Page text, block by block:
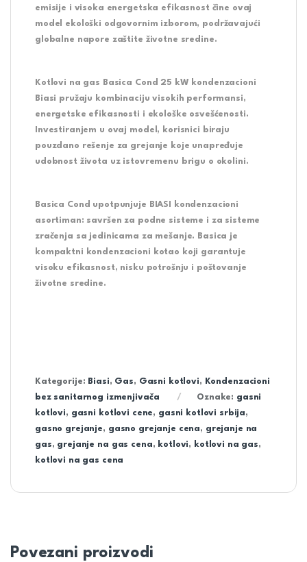
emisije i visoka energetska efikasnost čine ovaj
model ekološki odgovornim izborom, podržavajući
globalne napore zaštite životne sredine.
Kotlovi na gas Basica Cond 25 kW kondenzacioni
Biasi pružaju kombinaciju visokih performansi,
energetske efikasnosti i ekološke osvešćenosti.
Investiranjem u ovaj model, korisnici biraju
pouzdano rešenje za grejanje koje unapređuje
udobnost života uz istovremenu brigu o okolini.
Basica Cond upotpunjuje BIASI kondenzacioni
asortiman: savršen za podne sisteme i za sisteme
zračenja sa jedinicama za mešanje. Basica je
kompaktni kondenzacioni kotao koji garantuje
visoku efikasnost, nisku potrošnju i poštovanje
životne sredine.
Kategorije: Biasi, Gas, Gasni kotlovi,
Kondenzacioni
bez sanitarnog izmenjivača
Oznake: gasni
kotlovi, gasni kotlovi cene, gasni kotlovi srbija,
gasno grejanje, gasno grejanje cena, grejanje na
gas, grejanje na gas cena, kotlovi, kotlovi na gas,
kotlovi na gas cena
Povezani proizvodi